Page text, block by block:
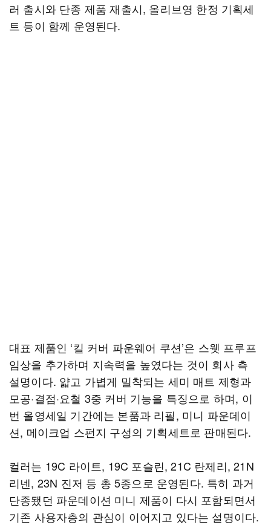
러 출시와 단종 제품 재출시, 올리브영 한정 기획세
트 등이 함께 운영된다.
대표 제품인 ‘킬 커버 파운웨어 쿠션’은 스웻 프루프
임상을 추가하며 지속력을 높였다는 것이 회사 측
설명이다. 얇고 가볍게 밀착되는 세미 매트 제형과
모공·결점·요철 3중 커버 기능을 특징으로 하며, 이
번 올영세일 기간에는 본품과 리필, 미니 파운데이
션, 메이크업 스펀지 구성의 기획세트로 판매된다.
컬러는 19C 라이트, 19C 포슬린, 21C 란제리, 21N
리넨, 23N 진저 등 총 5종으로 운영된다. 특히 과거
단종됐던 파운데이션 미니 제품이 다시 포함되면서
기존 사용자층의 관심이 이어지고 있다는 설명이다.